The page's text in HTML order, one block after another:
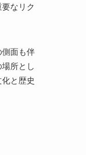
なリク
面も伴
所とし
と歴史